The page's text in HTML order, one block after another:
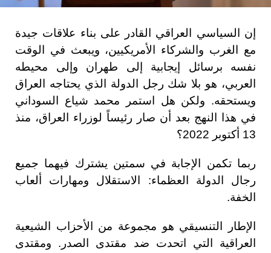
إن السياسي العراقي القادر على بناء علاقات جيدة
مع الغرب والشركاء الأمريكيين، ويبعث في الوقت
نفسه برسائل إيجابية إلى طهران وإلى محيطه
العربي، هو بلا شك رجل الدولة الذي يحتاجه العراق
ويستحقه. ولكن هل استمر محمد شياع السوداني
في هذا النهج بعد أن صار رئيساً لوزراء العراق، منذ
13 أكتوبر 2022؟
ربما تكمن الإجابة في سمتين يشترك فيهما جميع
رجال الدولة العظماء: الاستقلال ومهارات ألعاب
الخفة.
الإطار التنسيقي هو مجموعة من الأحزاب الشيعية
العراقية التي اتحدت ضد مقتدى الصدر. ومقتدى